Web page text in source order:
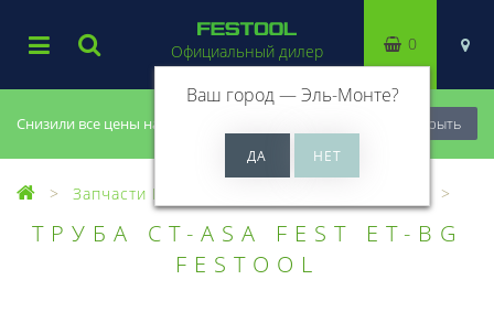
Снизили все цены на 20%, успей купить! Закрыть
Официальный дилер
Ваш город —Эль-Монте?
0
Запчасти Festool
ТРУБА CT-ASA FEST ET-BG
FESTOOL